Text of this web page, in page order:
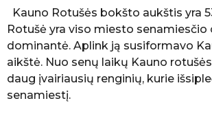
Kauno Rotušės bokšto aukštis yra
Rotušė yra viso miesto senamiesčio
dominantė. Aplink ją susiformavo
aikštė. Nuo senų laikų Kauno
daug įvairiausių renginių, kurie
senamiestį.